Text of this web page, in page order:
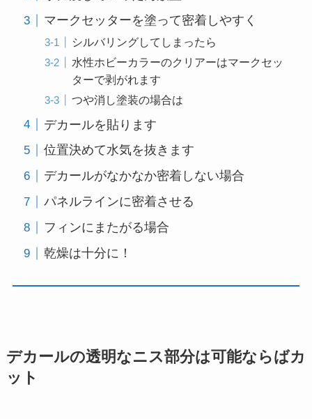
マークセッターを塗って密着しやすく
シルバリングしてしまったら
水性ホビーカラーのクリアーはマークセッ
ターで剥がれます
つや消し塗装の場合は
デカールを貼ります
位置決めて水気を抜きます
デカールがなかなか密着しない場合
パネルラインに密着させる
フィンにまたがる場合
乾燥は十分に！
デカールの透明なニス部分は可能ならばカ
ット